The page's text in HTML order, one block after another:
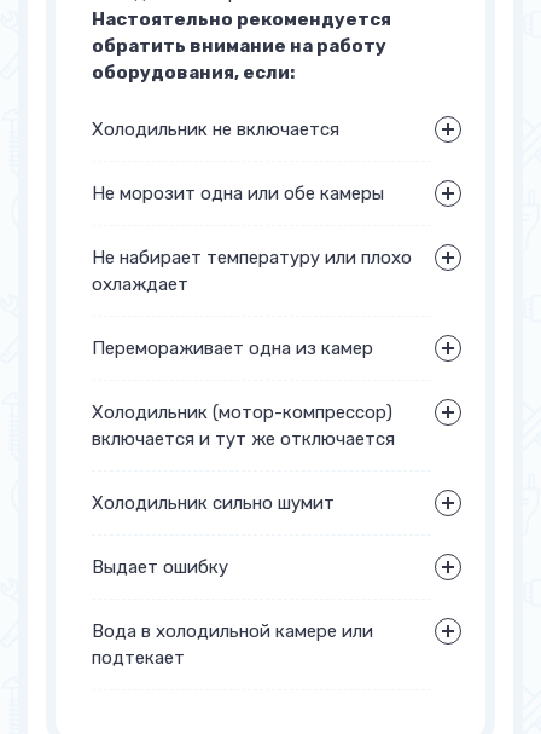
Настоятельно рекомендуется
обратить внимание на работу
оборудования, если:
Холодильник не включается
Не морозит одна или обе камеры
Не набирает температуру или плохо
охлаждает
Перемораживает одна из камер
Холодильник (мотор-компрессор)
включается и тут же отключается
Холодильник сильно шумит
Выдает ошибку
Вода в холодильной камере или
подтекает